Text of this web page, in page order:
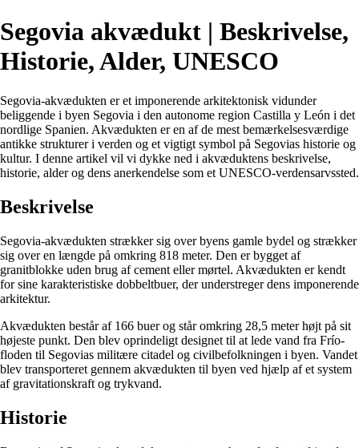
Segovia akvædukt | Beskrivelse,
Historie, Alder, UNESCO
Segovia-akvædukten er et imponerende arkitektonisk vidunder
beliggende i byen Segovia i den autonome region Castilla y León i det
nordlige Spanien. Akvædukten er en af de mest bemærkelsesværdige
antikke strukturer i verden og et vigtigt symbol på Segovias historie og
kultur. I denne artikel vil vi dykke ned i akvæduktens beskrivelse,
historie, alder og dens anerkendelse som et UNESCO-verdensarvssted.
Beskrivelse
Segovia-akvædukten strækker sig over byens gamle bydel og strækker
sig over en længde på omkring 818 meter. Den er bygget af
granitblokke uden brug af cement eller mørtel. Akvædukten er kendt
for sine karakteristiske dobbeltbuer, der understreger dens imponerende
arkitektur.
Akvædukten består af 166 buer og står omkring 28,5 meter højt på sit
højeste punkt. Den blev oprindeligt designet til at lede vand fra Frío-
floden til Segovias militære citadel og civilbefolkningen i byen. Vandet
blev transporteret gennem akvædukten til byen ved hjælp af et system
af gravitationskraft og trykvand.
Historie